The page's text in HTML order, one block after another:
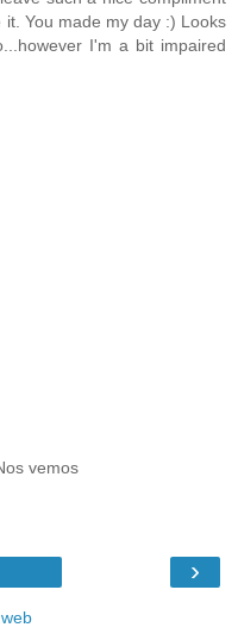
You made my day :) Looks
I'm a bit impaired
vemos
›